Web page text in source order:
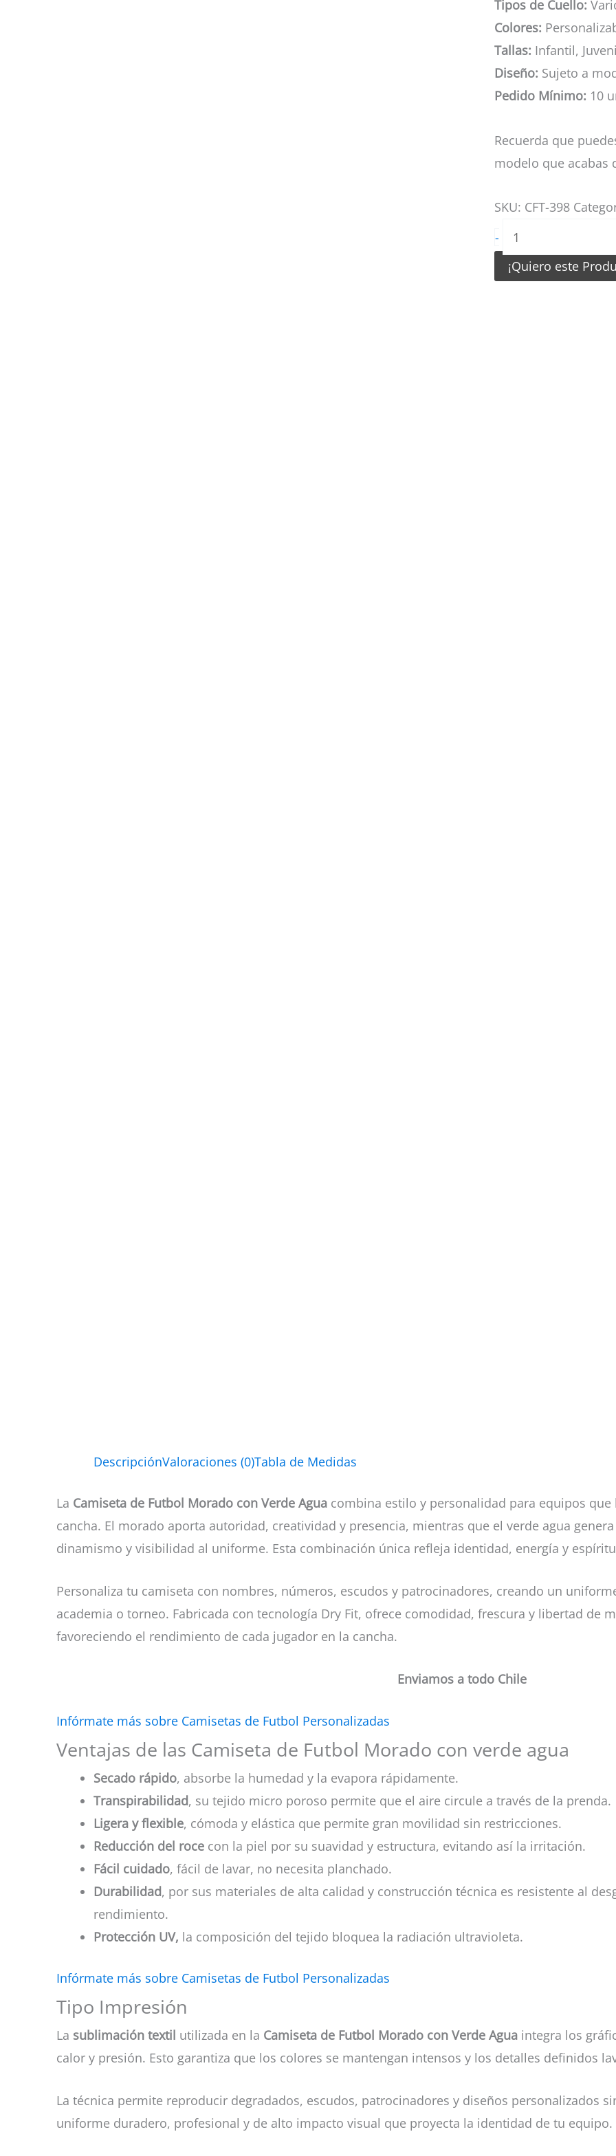
Tipos de Cuello:
Colores:
Tallas: Infantil,
Diseño: Sujeto a
Pedido Mínimo: 10
Recuerda que
modelo que acabas
SKU: CFT-398
-
Camiseta
de
Futbol
¡Quiero este
DescripciónValoraciones (0)Tabla de Medidas
La Camiseta de Futbol Morado con Verde Agua combina estilo y personalidad para equipos
cancha. El morado aporta autoridad, creatividad y presencia, mientras que el verde agua
dinamismo y visibilidad al uniforme. Esta combinación única refleja identidad, energía y
Personaliza tu camiseta con nombres, números, escudos y patrocinadores, creando un
academia o torneo. Fabricada con tecnología Dry Fit, ofrece comodidad, frescura y libertad de
favoreciendo el rendimiento de cada jugador en la cancha.
Enviamos a todo Chile
Infórmate más sobre Camisetas de Futbol Personalizadas
Ventajas de las Camiseta de Futbol Morado con verde agua
Secado rápido, absorbe la humedad y la evapora rápidamente.
Transpirabilidad, su tejido micro poroso permite que el aire circule a través de la prenda.
Ligera y flexible, cómoda y elástica que permite gran movilidad sin restricciones.
Reducción del roce con la piel por su suavidad y estructura, evitando así la irritación.
Fácil cuidado, fácil de lavar, no necesita planchado.
Durabilidad, por sus materiales de alta calidad y construcción técnica es resistente al
rendimiento.
Protección UV, la composición del tejido bloquea la radiación ultravioleta.
Infórmate más sobre Camisetas de Futbol Personalizadas
Tipo Impresión
La sublimación textil utilizada en la Camiseta de Futbol Morado con Verde Agua integra los
calor y presión. Esto garantiza que los colores se mantengan intensos y los detalles definidos
La técnica permite reproducir degradados, escudos, patrocinadores y diseños personalizados
uniforme duradero, profesional y de alto impacto visual que proyecta la identidad de tu equipo.